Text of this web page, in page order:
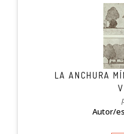
LA ANCHURA
Autor/